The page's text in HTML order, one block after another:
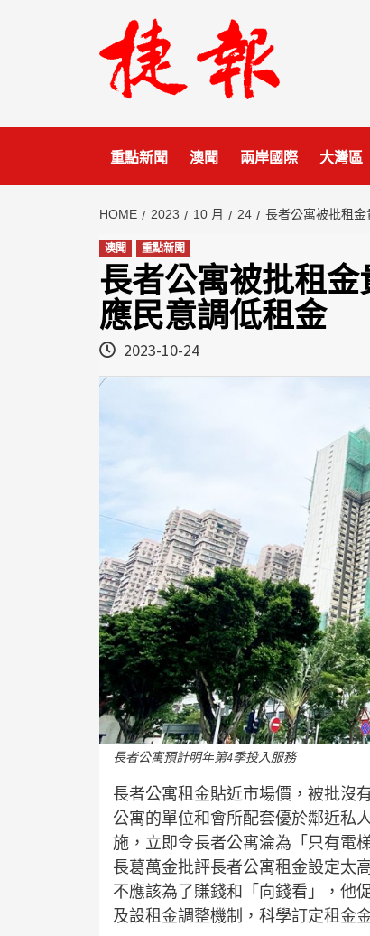
重點新聞 澳聞 兩岸國際 大灣區
HOME 2023 10 月 24 長者公寓被批租
澳聞 重點新聞
長者公寓被批租
應民意調低租金
2023-10-24
長者公寓預計明年第4季投入服務
長者公寓租金貼近市場價，被批沒
公寓的單位和會所配套優於鄰近私
施，立即令長者公寓淪為「只有電
長葛萬金批評長者公寓租金設定太
不應該為了賺錢和「向錢看」，他
及設租金調整機制，科學訂定租金